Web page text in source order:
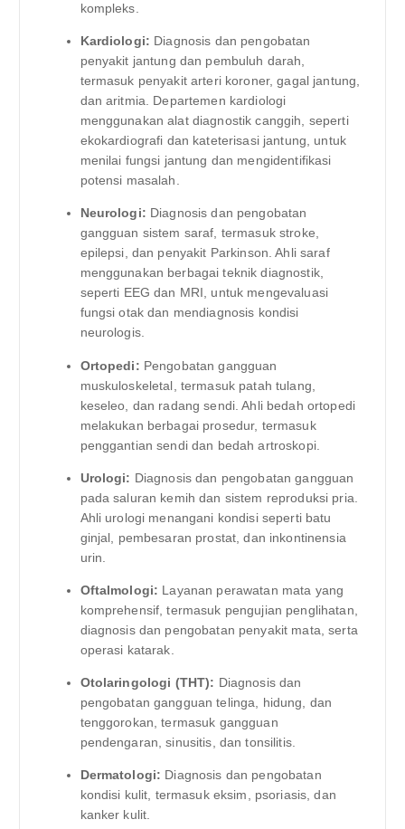
kompleks.
Kardiologi: Diagnosis dan pengobatan
penyakit jantung dan pembuluh darah,
termasuk penyakit arteri koroner, gagal jantung,
dan aritmia. Departemen kardiologi
menggunakan alat diagnostik canggih, seperti
ekokardiografi dan kateterisasi jantung, untuk
menilai fungsi jantung dan mengidentifikasi
potensi masalah.
Neurologi: Diagnosis dan pengobatan
gangguan sistem saraf, termasuk stroke,
epilepsi, dan penyakit Parkinson. Ahli saraf
menggunakan berbagai teknik diagnostik,
seperti EEG dan MRI, untuk mengevaluasi
fungsi otak dan mendiagnosis kondisi
neurologis.
Ortopedi: Pengobatan gangguan
muskuloskeletal, termasuk patah tulang,
keseleo, dan radang sendi. Ahli bedah ortopedi
melakukan berbagai prosedur, termasuk
penggantian sendi dan bedah artroskopi.
Urologi: Diagnosis dan pengobatan gangguan
pada saluran kemih dan sistem reproduksi pria.
Ahli urologi menangani kondisi seperti batu
ginjal, pembesaran prostat, dan inkontinensia
urin.
Oftalmologi: Layanan perawatan mata yang
komprehensif, termasuk pengujian penglihatan,
diagnosis dan pengobatan penyakit mata, serta
operasi katarak.
Otolaringologi (THT): Diagnosis dan
pengobatan gangguan telinga, hidung, dan
tenggorokan, termasuk gangguan
pendengaran, sinusitis, dan tonsilitis.
Dermatologi: Diagnosis dan pengobatan
kondisi kulit, termasuk eksim, psoriasis, dan
kanker kulit.